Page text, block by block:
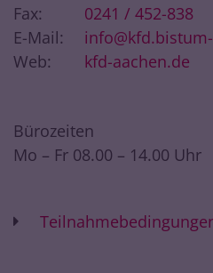
Fax:
0241 / 452-838
E-Mail:
Web:
kfd-aachen.de
Bürozeiten
Mo – Fr 08.00 – 14.00 Uhr